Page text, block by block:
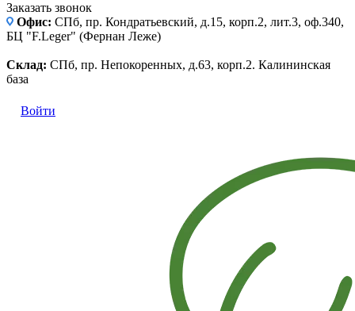
Заказать звонок
Офис: СПб, пр. Кондратьевский, д.15, корп.2, лит.3, оф.340,
БЦ "F.Leger" (Фернан Леже)
Склад: СПб, пр. Непокоренных, д.63, корп.2. Калининская
база
Войти